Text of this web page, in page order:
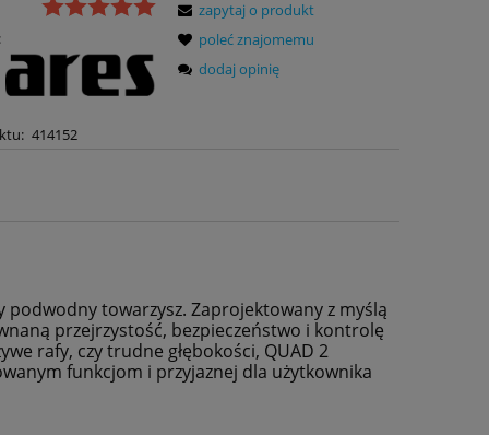
414152
zapytaj o produkt
poleć znajomemu
dodaj opinię
towarzysz. Zaprojektowany z myślą
przejrzystość, bezpieczeństwo i kontrolę
rafy, czy trudne głębokości, QUAD 2
funkcjom i przyjaznej dla użytkownika